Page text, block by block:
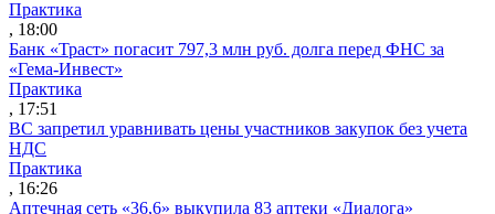
Практика
, 18:00
Банк «Траст» погасит 797,3 млн руб. долга перед ФНС за
«Гема-Инвест»
Практика
, 17:51
ВС запретил уравнивать цены участников закупок без учета
НДС
Практика
, 16:26
Аптечная сеть «36,6» выкупила 83 аптеки «Диалога»